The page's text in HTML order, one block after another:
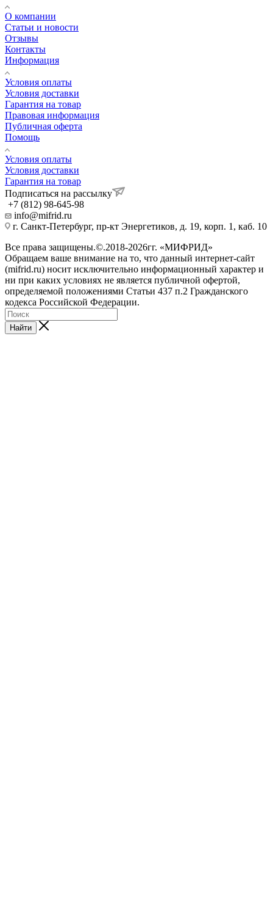
О компании
Статьи и новости
Отзывы
Контакты
Информация
Условия оплаты
Условия доставки
Гарантия на товар
Правовая информация
Публичная оферта
Помощь
Условия оплаты
Условия доставки
Гарантия на товар
Подписаться на рассылку
+7 (812) 98-645-98
info@mifrid.ru
г. Санкт-Петербург, пр-кт Энергетиков, д. 19, корп. 1, каб. 10
Все права защищены.©.2018-2026гг. «МИФРИД»
Обращаем ваше внимание на то, что данный интернет-сайт
(mifrid.ru) носит исключительно информационный характер и
ни при каких условиях не является публичной офертой,
определяемой положениями Статьи 437 п.2 Гражданского
кодекса Российской Федерации.
Найти